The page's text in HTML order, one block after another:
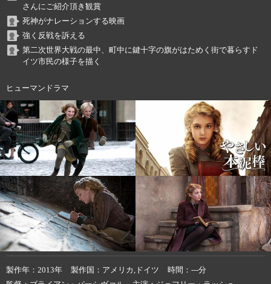
さんにご紹介頂き観賞
死神がナレーションする映画
強く反戦を訴える
第二次世界大戦の最中、町中に鍵十字の旗がはためく街で暮らすド
イツ市民の様子を描く
ヒューマンドラマ
製作年 2013年 製作国 アメリカ,ドイツ 時間
---分